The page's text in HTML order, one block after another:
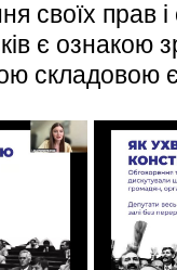
своїх прав
є ознакою
складовою